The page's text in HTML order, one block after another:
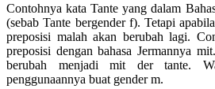
Contohnya kata Tante yang dalam
(sebab Tante bergender f). Tetapi
preposisi malah akan berubah lagi.
preposisi dengan bahasa Jermannya
berubah menjadi mit der tante.
penggunaannya buat gender m.